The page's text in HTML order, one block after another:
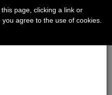
derogar norma
page, clicking a link or
agree to the use of cookies.